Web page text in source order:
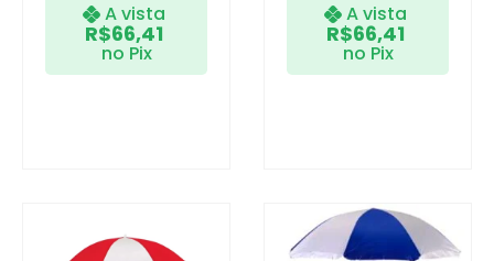
A vista
R$66,41
no Pix
A vista
R$66,41
no Pix